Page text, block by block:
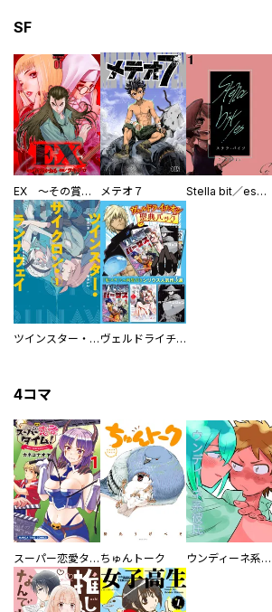
SF
EX ～その賞金稼ぎは、世界の出口を探す～【単行本版】 メテオ７ Stella bit／es【単話版】
ツインスター・サイクロン・ランナウェイ ヴェルドライチオシ聖典パック 『転スラ』ミニ画集付き シリウス人気作３選
4コマ
スーパー恋愛タイム！～現場でドＳな彼女は自宅でデレる～ ちゅんトーク ウンディーネ系彼氏